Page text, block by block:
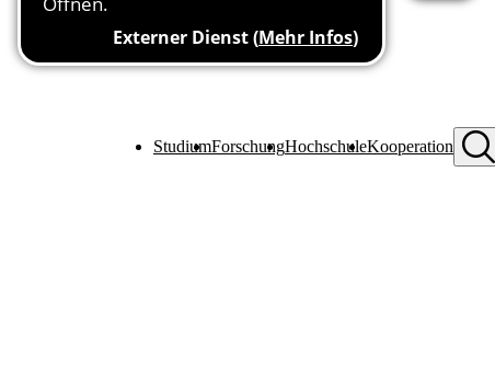
StudiumForschungHochschuleKooperation